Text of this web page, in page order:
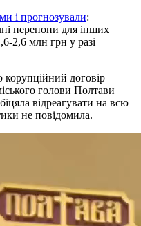
і прогнозували:
перепони для інших
2,6 млн грн у разі
корупційний договір
голови Полтави
відреагувати на всю
не повідомила.